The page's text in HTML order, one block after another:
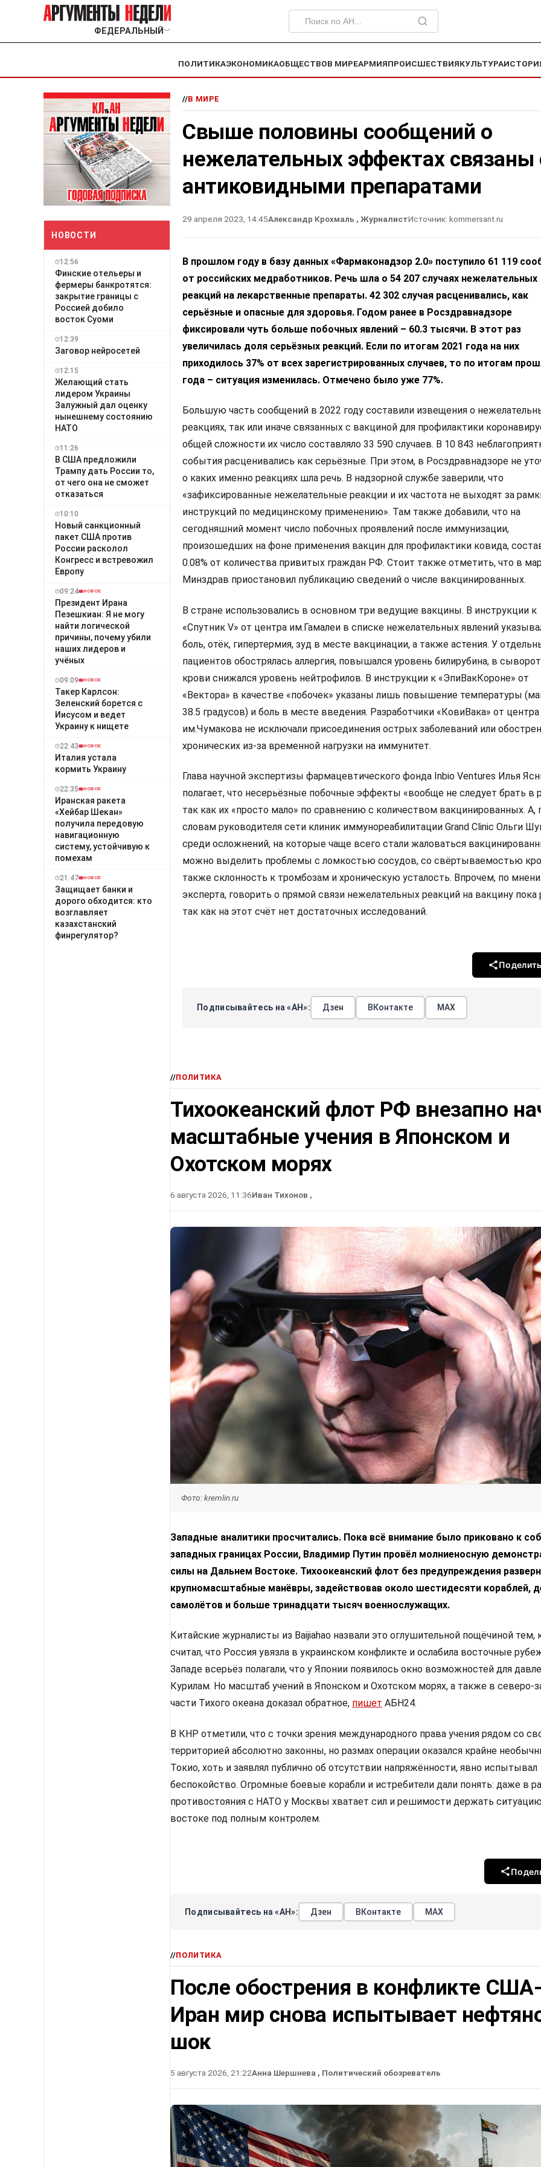
ФЕДЕРАЛЬНЫЙ ﹀
ПОЛИТИКАЭКОНОМИКАОБЩЕСТВОВ МИРЕАРМИЯПРОИСШЕСТВИЯКУЛЬТУРА
НОВОСТИ
12:56
Финские отельеры и
фермеры банкротятся:
закрытие границы с
Россией добило
восток Суоми
12:39
Заговор нейросетей
12:15
Желающий стать
лидером Украины
Залужный дал оценку
нынешнему состоянию
НАТО
11:26
В США предложили
Трампу дать России то,
от чего она не сможет
отказаться
10:10
Новый санкционный
пакет США против
России расколол
Конгресс и встревожил
Европу
09:24 НОВОЕ
Президент Ирана
Пезешкиан: Я не могу
найти логической
причины, почему убили
наших лидеров и
учёных
09:09 НОВОЕ
Такер Карлсон:
Зеленский борется с
Иисусом и ведет
Украину к нищете
22:43 НОВОЕ
Италия устала
кормить Украину
22:35 НОВОЕ
Иранская ракета
«Хейбар Шекан»
получила передовую
навигационную
систему, устойчивую к
помехам
21:47 НОВОЕ
Защищает банки и
дорого обходится: кто
возглавляет
казахстанский
финрегулятор?
//В МИРЕ
Свыше половины сообщений о
нежелательных эффектах связаны
антиковидными препаратами
29 апреля 2023, 14:45Александр Крохмаль , ЖурналистИсточник: kommersant.ru
В прошлом году в базу данных «Фармаконадзор 2.0» поступило 61 119
от российских медработников. Речь шла о 54 207 случаях нежелательных
реакций на лекарственные препараты. 42 302 случая расценивались, как
серьёзные и опасные для здоровья. Годом ранее в Росздравнадзоре
фиксировали чуть больше побочных явлений – 60.3 тысячи. В этот раз
увеличилась доля серьёзных реакций. Если по итогам 2021 года на них
приходилось 37% от всех зарегистрированных случаев, то по итогам
года – ситуация изменилась. Отмечено было уже 77%.
Большую часть сообщений в 2022 году составили извещения о
реакциях, так или иначе связанных с вакциной для профилактики
общей сложности их число составляло 33 590 случаев. В 10 843
события расценивались как серьёзные. При этом, в Росздравнадзоре не
о каких именно реакциях шла речь. В надзорной службе заверили, что
«зафиксированные нежелательные реакции и их частота не выходят за
инструкций по медицинскому применению». Там также добавили, что на
сегодняшний момент число побочных проявлений после иммунизации,
произошедших на фоне применения вакцин для профилактики ковида,
0.08% от количества привитых граждан РФ. Стоит также отметить, что в
Минздрав приостановил публикацию сведений о числе вакцинированных.
В стране использовались в основном три ведущие вакцины. В инструкции к
«Спутник V» от центра им.Гамалеи в списке нежелательных явлений
боль, отёк, гипертермия, зуд в месте вакцинации, а также астения. У
пациентов обострялась аллергия, повышался уровень билирубина, в
крови снижался уровень нейтрофилов. В инструкции к «ЭпиВакКороне» от
«Вектора» в качестве «побочек» указаны лишь повышение температуры
38.5 градусов) и боль в месте введения. Разработчики «КовиВака» от центра
им.Чумакова не исключали присоединения острых заболеваний или
хронических из-за временной нагрузки на иммунитет.
Глава научной экспертизы фармацевтического фонда Inbio Ventures Илья
полагает, что несерьёзные побочные эффекты «вообще не следует брать в
так как их «просто мало» по сравнению с количеством вакцинированных. А,
словам руководителя сети клиник иммунореабилитации Grand Clinic Ольги
среди осложнений, на которые чаще всего стали жаловаться
можно выделить проблемы с ломкостью сосудов, со свёртываемостью
также склонность к тромбозам и хроническую усталость. Впрочем, по
эксперта, говорить о прямой связи нежелательных реакций на вакцину пока
так как на этот счёт нет достаточных исследований.
Подписывайтесь на «АН»: Дзен ВКонтакте МАХ
//ПОЛИТИКА
Тихоокеанский флот РФ внезапно
масштабные учения в Японском и
Охотском морях
6 августа 2026, 11:36Иван Тихонов ,
Фото: kremlin.ru
Западные аналитики просчитались. Пока всё внимание было приковано к
западных границах России, Владимир Путин провёл молниеносную
силы на Дальнем Востоке. Тихоокеанский флот без предупреждения
крупномасштабные манёвры, задействовав около шестидесяти кораблей,
самолётов и больше тринадцати тысяч военнослужащих.
Китайские журналисты из Baijiahao назвали это оглушительной пощёчиной тем,
считал, что Россия увязла в украинском конфликте и ослабила восточные
Западе всерьёз полагали, что у Японии появилось окно возможностей для
Курилам. Но масштаб учений в Японском и Охотском морях, а также в северо-
части Тихого океана доказал обратное, пишет АБН24.
В КНР отметили, что с точки зрения международного права учения рядом со
территорией абсолютно законны, но размах операции оказался крайне
Токио, хоть и заявлял публично об отсутствии напряжённости, явно испытывал
беспокойство. Огромные боевые корабли и истребители дали понять: даже в
противостояния с НАТО у Москвы хватает сил и решимости держать
востоке под полным контролем.
Подписывайтесь на «АН»: Дзен ВКонтакте МАХ
//ПОЛИТИКА
После обострения в конфликте
Иран мир снова испытывает
шок
5 августа 2026, 21:22Анна Шершнева , Политический обозреватель